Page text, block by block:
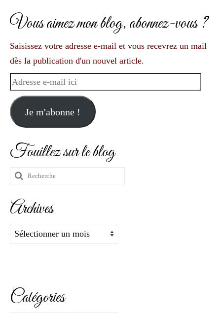
Vous aimez mon blog, abonnez-vous ?
Saisissez votre adresse e-mail et vous recevrez un mail
dès la publication d'un nouvel article.
Adresse
mail
ici
Je m'abonne !
Fouillez sur le blog
Rechercher
Archives
Archives
Catégories